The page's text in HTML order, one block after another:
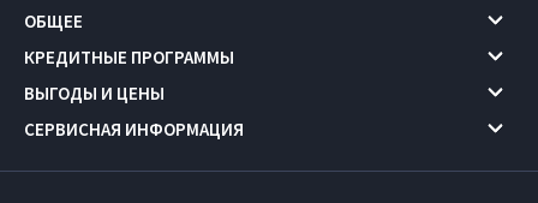
ОБЩЕЕ
КРЕДИТНЫЕ ПРОГРАММЫ
ВЫГОДЫ И ЦЕНЫ
СЕРВИСНАЯ ИНФОРМАЦИЯ